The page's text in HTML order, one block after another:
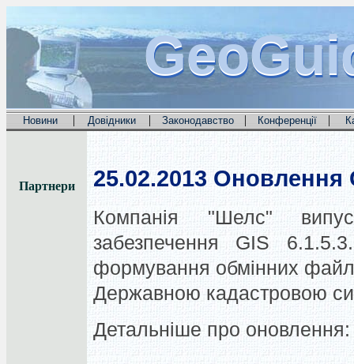
Новини | Довідники | Законодавство | Конференції |
Партнери 25.02.2013 Оновлення
Компанія "Шелс"
забезпечення GIS
формування обмінних
Державною кадастровою
Детальніше про оновлення: